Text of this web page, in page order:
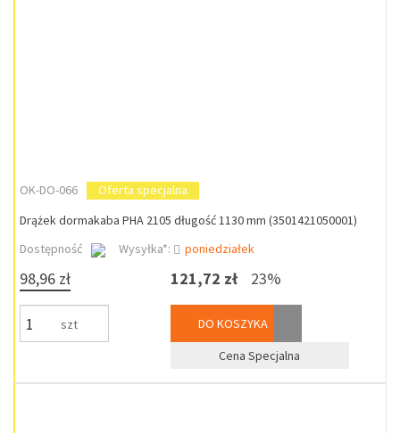
OK-DO-066
Oferta specjalna
Drążek dormakaba PHA 2105 długość 1130 mm (3501421050001)
Dostępność
Wysyłka*: poniedziałek
98,96 zł
szt
121,72 zł 23%
DO KOSZYKA
Cena Specjalna